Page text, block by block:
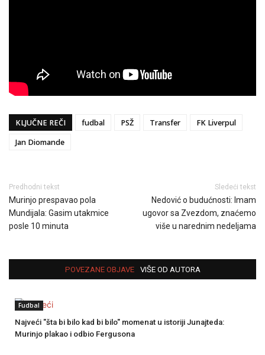
KLJUČNE REČI fudbal PSŽ Transfer
FK Liverpul
Jan Diomande
Predhodni tekst
Murinjo prespavao pola
Mundijala: Gasim utakmice
posle 10 minuta
Sledeći tekst
Nedović o budućnosti: Imam
ugovor sa Zvezdom, znaćemo
više u narednim nedeljama
POVEZANE OBJAVE VIŠE OD AUTORA
Fudbal
Najveći "šta bi bilo kad bi bilo" momenat u istoriji Junajteda:
Murinjo plakao i odbio Fergusona